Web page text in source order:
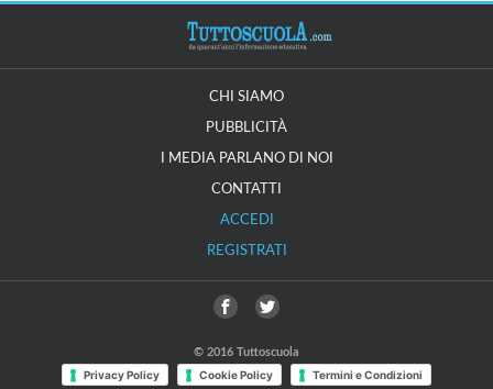
CHI SIAMO
PUBBLICITÀ
I MEDIA PARLANO DI NOI
CONTATTI
ACCEDI
REGISTRATI
© 2016 Tuttoscuola
Privacy Policy Cookie Policy Termini e Condizioni